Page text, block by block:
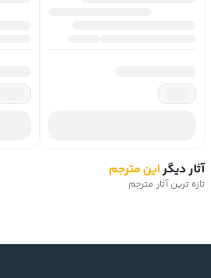
آثار دیگراین مترجم
تازه ترین آثار مترجم